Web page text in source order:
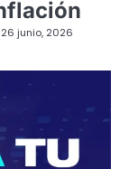
26 junio, 2026